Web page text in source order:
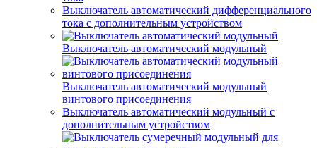
Выключатель автоматический дифференциального
тока с дополнительным устройством
Выключатель автоматический модульный
Выключатель автоматический модульный
винтового присоединения
Выключатель автоматический модульный с
дополнительным устройством